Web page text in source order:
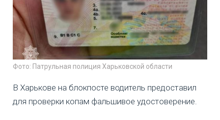
Фото: Патрульная полиция Харьковской области
В Харькове на блокпосте водитель предоставил
для проверки копам фальшивое удостоверение.